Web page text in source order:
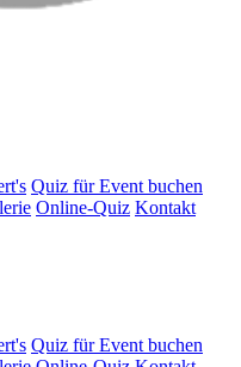
Quiz für Event buchen
Online-Quiz Kontakt
Quiz für Event buchen